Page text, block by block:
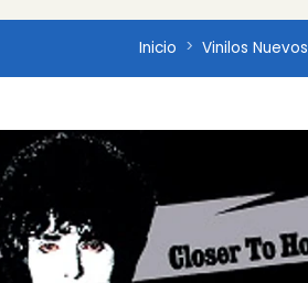
Inicio Vinilos Nuevos